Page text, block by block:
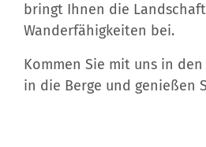
bringt Ihnen die
Wanderfähigkeiten bei.
Kommen Sie mit uns in
in die Berge und genießen